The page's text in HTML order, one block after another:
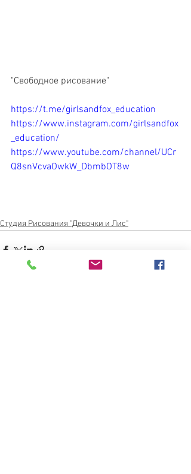
"Свободное рисование"
https://t.me/girlsandfox_education
https://www.instagram.com/girlsandfox
_education/
https://www.youtube.com/channel/UCr
Q8snVcvaOwkW_DbmbOT8w
Студия Рисования "Девочки и Лис"